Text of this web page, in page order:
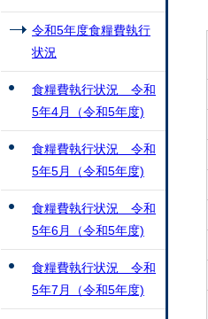
令和5年度食糧費執行
状況
食糧費執行状況 令和
5年4月（令和5年度)
食糧費執行状況 令和
5年5月（令和5年度)
食糧費執行状況 令和
5年6月（令和5年度)
食糧費執行状況 令和
5年7月（令和5年度)